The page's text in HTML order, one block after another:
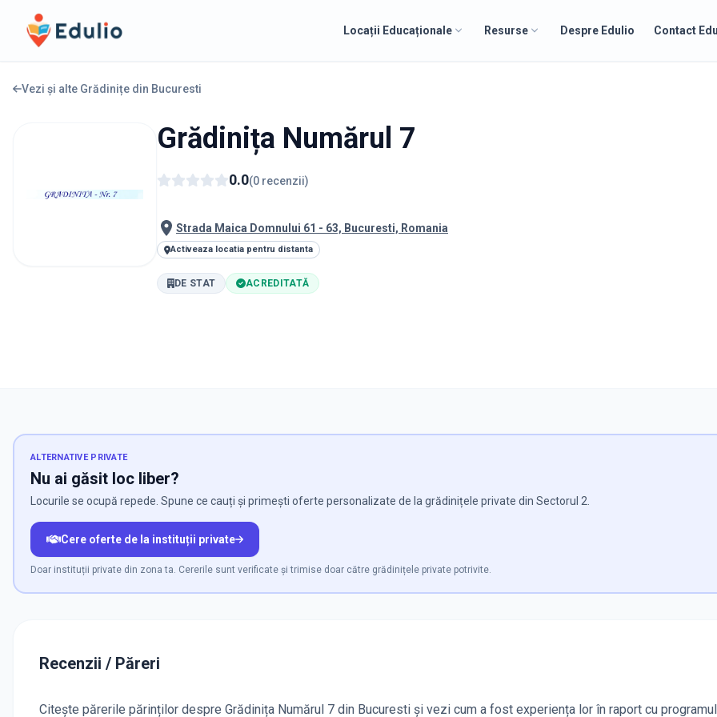
Edulio
Locații Educaționale Resurse Despre Edulio Contact
Vezi și alte Grădinițe din Bucuresti
Grădinița Numărul 7
0.0(0 recenzii)
Strada Maica Domnului 61 - 63, Bucuresti, Romania
Activeaza locatia pentru distanta
DE STAT ACREDITATĂ
ALTERNATIVE PRIVATE
Nu ai găsit loc liber?
Locurile se ocupă repede. Spune ce cauți și primești oferte personalizate de la grădinițele private din Sectorul 2.
Cere oferte de la instituții private
Doar instituții private din zona ta. Cererile sunt verificate și trimise doar către grădinițele private potrivite.
Recenzii / Păreri
Citește părerile părinților despre Grădinița Numărul 7 din Bucuresti și vezi cum a fost experiența lor în raport cu